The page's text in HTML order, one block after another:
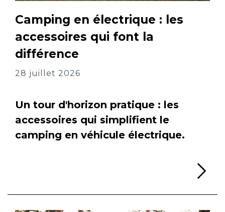
Camping en électrique : les
accessoires qui font la
différence
28 juillet 2026
Un tour d'horizon pratique : les
accessoires qui simplifient le
camping en véhicule électrique.